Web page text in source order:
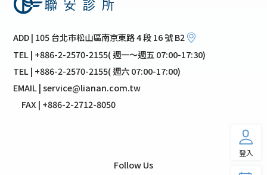
ADD | 105 台北市松山區南京東路 4 段 16 號 B2
TEL | +886-2-2570-2155( 週一～週五 07:00-17:30)
TEL | +886-2-2570-2155( 週六 07:00-17:00)
EMAIL | service@lianan.com.tw
FAX | +886-2-2712-8050
Follow Us
登入